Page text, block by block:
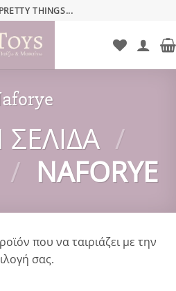
THINGS...
/
/ NAFORYE
που να ταιριάζει με την
σας.